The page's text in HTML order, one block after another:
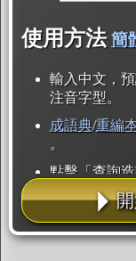
使用方法 簡
輸入中文，
注音字型。
成語典/重編
。
點擊「查詢
點「部首」
辭典解釋的
用手動重複